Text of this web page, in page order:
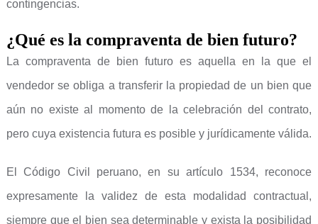
contingencias.
¿Qué es la compraventa de bien futuro?
La compraventa de bien futuro es aquella en la que el
vendedor se obliga a transferir la propiedad de un bien que
aún no existe al momento de la celebración del contrato,
pero cuya existencia futura es posible y jurídicamente válida.
El Código Civil peruano, en su artículo 1534, reconoce
expresamente la validez de esta modalidad contractual,
siempre que el bien sea determinable y exista la posibilidad